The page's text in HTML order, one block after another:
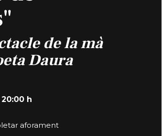
de la mà
Daura
20:00 h
aforament